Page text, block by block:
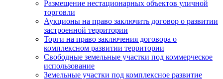
Размещение нестационарных объектов уличной
торговли
Аукционы на право заключить договор о развитии
застроенной территории
Торги на право заключения договора о
комплексном развитии территории
Свободные земельные участки под коммерческое
использование
Земельные участки под комплексное развитие